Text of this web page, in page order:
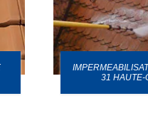
31 HAUTE-